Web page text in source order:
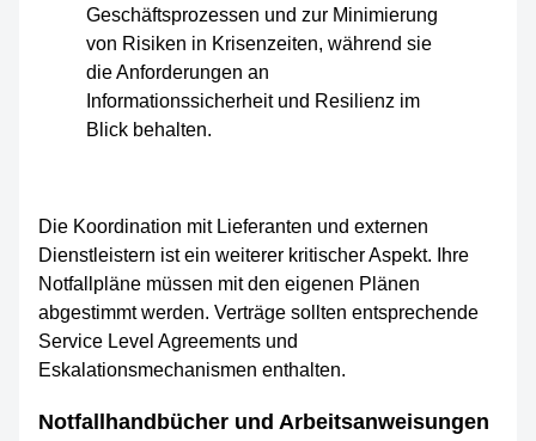
Die Koordination mit Lieferanten und externen
Dienstleistern ist ein weiterer kritischer Aspekt. Ihre
Notfallpläne müssen mit den eigenen Plänen
abgestimmt werden. Verträge sollten entsprechende
Service Level Agreements und
Eskalationsmechanismen enthalten.
Notfallhandbücher und Arbeitsanweisungen